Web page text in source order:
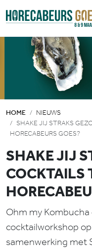
HOME
NIEUWS
SHAKE JIJ STRAKS
HORECABEURS GOES?
SHAKE JIJ
COCKTAILS
Ohm my
cocktailworkshop
samenwerking met